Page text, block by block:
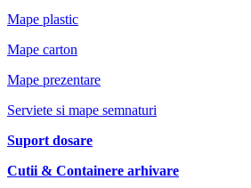
Mape plastic
Mape carton
Mape prezentare
Serviete si mape semnaturi
Suport dosare
Cutii & Containere arhivare